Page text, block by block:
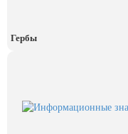
Гербы